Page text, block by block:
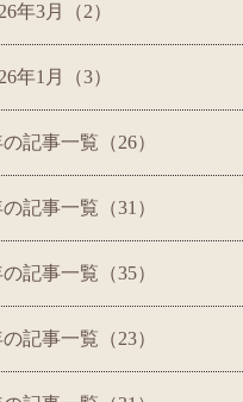
年3月（2）
年1月（3）
記事一覧（26）
記事一覧（31）
記事一覧（35）
記事一覧（23）